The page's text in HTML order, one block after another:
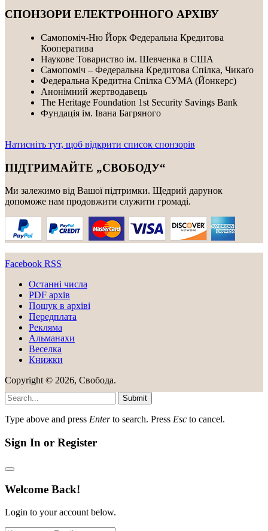
СПОНЗОРИ ЕЛЕКТРОННОГО АРХІВУ
Самопоміч-Ню Йорк Федеральна Кредитова
Кооператива
Наукове Товариство ім. Шевченка в США
Самопоміч – Федеральна Кредитова Спілка, Чикаґо
Федеральнa Kредитнa Спілка CУMA (Йонкерс)
Анонімний жертводавець
The Heritage Foundation 1st Security Savings Bank
Фундація ім. Івана Багряного
Натисніть тут, щоб відкрити список спонзорів
ПІДТРИМАЙТЕ „СВОБОДУ“
Ми залежимо від Вашої підтримки. Щедрий дарунок
допоможе нам продовжити служити громаді.
Facebook RSS
Останні числа
PDF архів
Пошук в архіві
Передплата
Рекляма
Альманахи
Веселка
Книжки
Copyright © 2026, Свобода.
Submit
Type above and press Enterto search. Press Esc to cancel.
Sign In or Register
Welcome Back!
Login to your account below.